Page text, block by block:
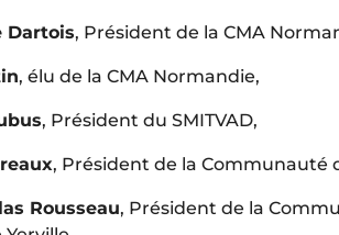
Dartois, Président de la CMA
, élu de la CMA Normandie,
, Président du SMITVAD,
, Président de la Communauté
Rousseau, Président de la